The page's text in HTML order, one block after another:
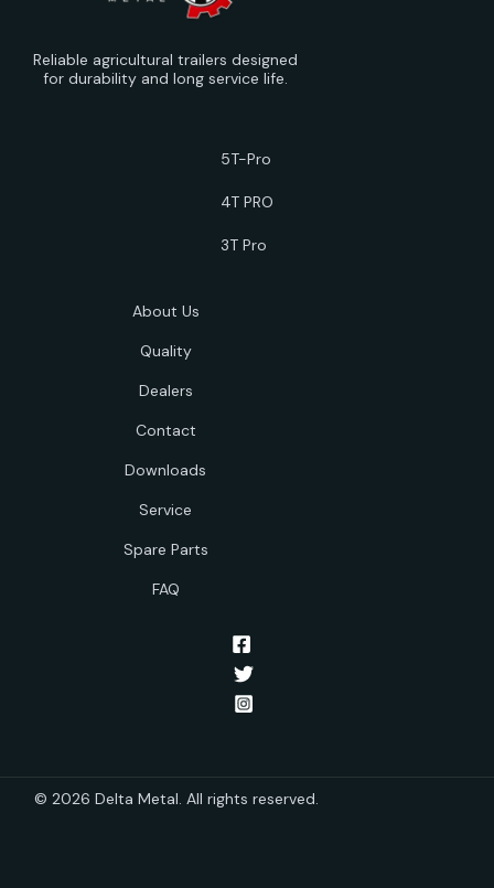
Reliable agricultural trailers designed
for durability and long service life.
5T-Pro
4T PRO
3T Pro
About Us
Quality
Dealers
Contact
Downloads
Service
Spare Parts
FAQ
© 2026 Delta Metal. All rights reserved.